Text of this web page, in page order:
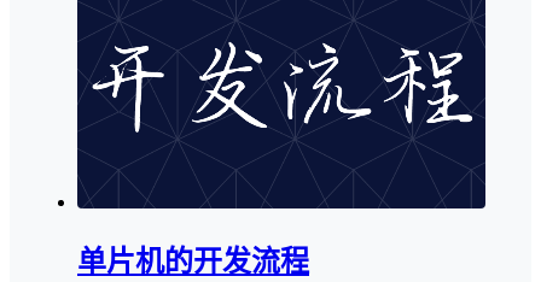
单片机的开发流程